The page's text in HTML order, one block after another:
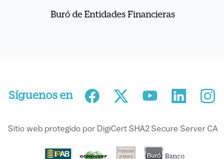
Buró de Entidades Financieras
Síguenos en
Sitio web protegido por DigiCert SHA2 Secure Server CA
Banco